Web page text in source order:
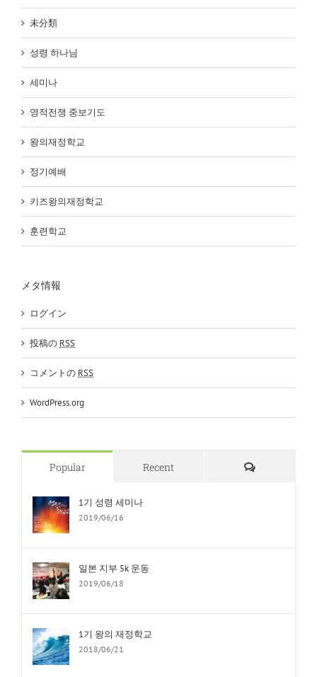
未分類
성령 하나님
세미나
영적전쟁 중보기도
왕의재정학교
정기예배
키즈왕의재정학교
훈련학교
メタ情報
ログイン
投稿の RSS
コメントの RSS
WordPress.org
Popular Recent Comments
1기 성령 세미나
2019/06/16
일본 지부 5k 운동
2019/06/18
1기 왕의 재정학교
2018/06/21